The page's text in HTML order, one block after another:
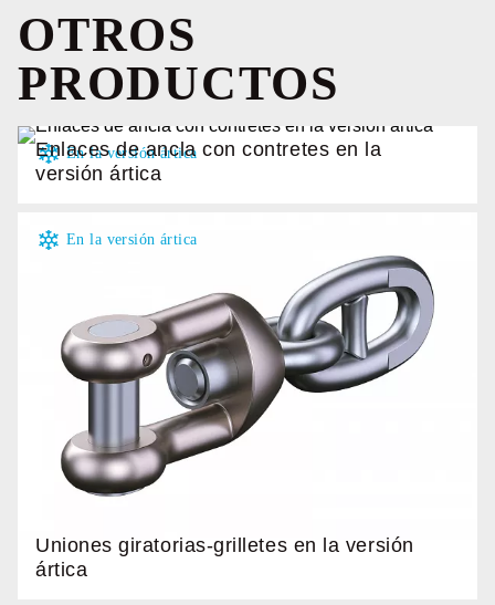
OTROS
PRODUCTOS
Enlaces de ancla con contretes en la
versión ártica
Uniones giratorias-grilletes en la versión
ártica